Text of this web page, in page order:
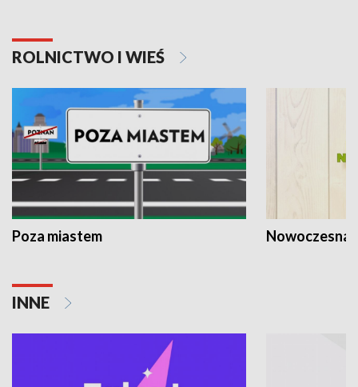
ROLNICTWO I WIEŚ
Poza miastem Nowoczesna
INNE